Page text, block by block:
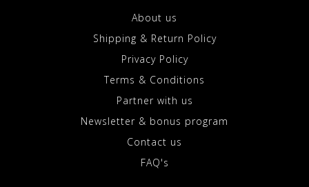
About us
Shipping & Return Policy
Privacy Policy
Terms & Conditions
Partner with us
Newsletter & bonus program
Contact us
FAQ's